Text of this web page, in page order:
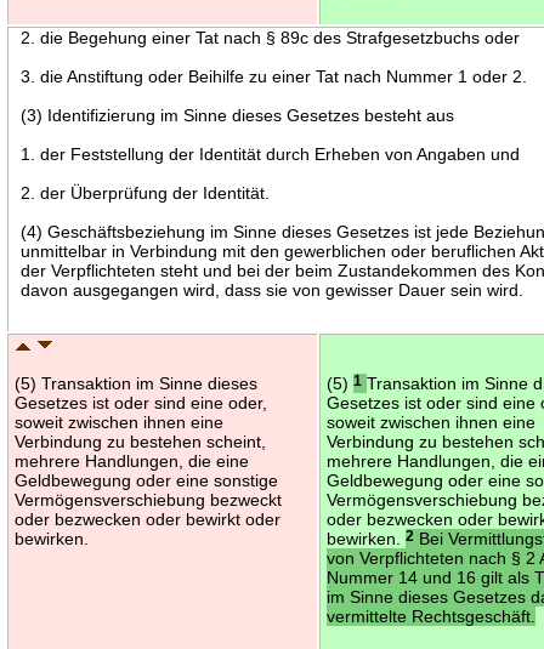
2. die Begehung einer Tat nach § 89c des Strafgesetzbuchs oder
3. die Anstiftung oder Beihilfe zu einer Tat nach Nummer 1 oder 2.
(3) Identifizierung im Sinne dieses Gesetzes besteht aus
1. der Feststellung der Identität durch Erheben von Angaben und
2. der Überprüfung der Identität.
(4) Geschäftsbeziehung im Sinne dieses Gesetzes ist jede
unmittelbar in Verbindung mit den gewerblichen oder beruflichen
der Verpflichteten steht und bei der beim Zustandekommen des
davon ausgegangen wird, dass sie von gewisser Dauer sein wird.
(5) Transaktion im Sinne dieses
Gesetzes ist oder sind eine oder,
soweit zwischen ihnen eine
Verbindung zu bestehen scheint,
mehrere Handlungen, die eine
Geldbewegung oder eine sonstige
Vermögensverschiebung bezweckt
oder bezwecken oder bewirkt oder
bewirken.
(5)1 Transaktion im Sinne
Gesetzes ist oder sind eine
soweit zwischen ihnen eine
Verbindung zu bestehen
mehrere Handlungen, die
Geldbewegung oder eine
Vermögensverschiebung
oder bezwecken oder
bewirken.2 Bei
von Verpflichteten nach § 2
Nummer 14 und 16 gilt als
im Sinne dieses Gesetzes
vermittelte Rechtsgeschäft.